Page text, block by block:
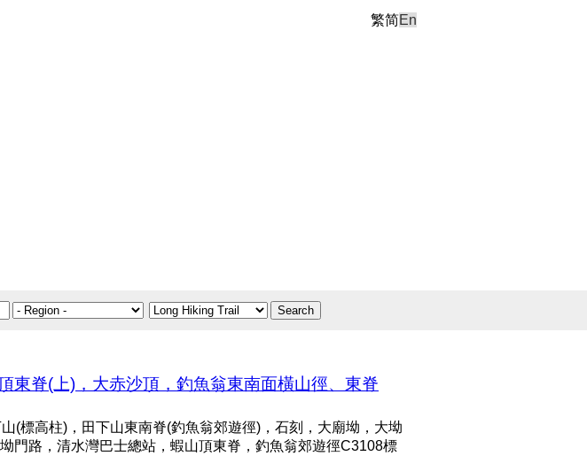
繁简En
Search
東脊(上)，大赤沙頂，釣魚翁東南面橫山徑、東脊
(標高柱)，田下山東南脊(釣魚翁郊遊徑)，石刻，大廟坳，大坳
門路，清水灣巴士總站，蝦山頂東脊，釣魚翁郊遊徑C3108標